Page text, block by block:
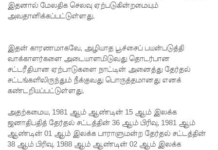
காணொ
சாட்சியம
நீதிமன்றம்
உத்தரவு!
நேற்றைய
மெகசின்
சிறை
இதனால் மேலதிக செலவு ஏற்படுகின்றமையும்
அவதானிக்கப்பட்டுள்ளது.
இதன் காரணமாகவே, அழியாத பூச்சைப் பயன்படுத்தி
வாக்காளர்களை அடையாளமிடுவது தொடர்பான
சட்டரீதியான ஏற்பாடுகளை நாட்டின் அனைத்து தேர்தல்
சட்டங்களிலிருந்தும் நீக்குவது பொருத்தமானது எனக்
கண்டறியப்பட்டுள்ளது.
அதற்கமைய, 1981 ஆம் ஆண்டின் 15 ஆம் இலக்க
ஜனாதிபதித் தேர்தல் சட்டத்தின் 36 ஆம் பிரிவு, 1981 ஆம்
ஆண்டின் 01 ஆம் இலக்க பாராளுமன்ற தேர்தல் சட்டத்தின்
38 ஆம் பிரிவு, 1988 ஆம் ஆண்டின் 02 ஆம் இலக்க